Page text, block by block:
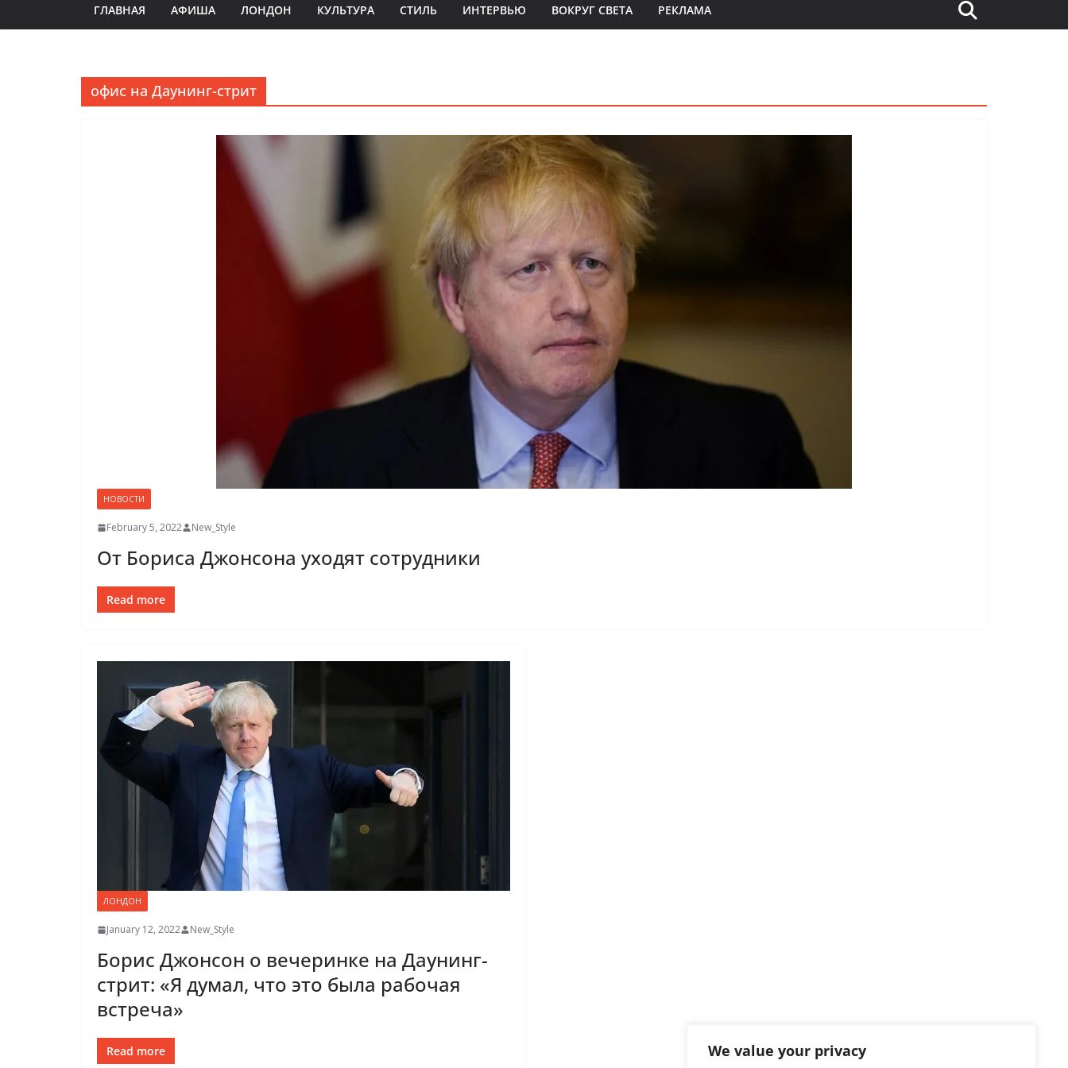
We value your privacy
ГЛАВНАЯ АФИША ЛОНДОН КУЛЬТУРА СТИЛЬ ИНТЕРВЬЮ ВОКРУГ СВЕТА РЕКЛАМА
офис на Даунинг-стрит
НОВОСТИ
February 5, 2022 New_Style
От Бориса Джонсона уходят сотрудники
Read more
ЛОНДОН
January 12, 2022 New_Style
Борис Джонсон о вечеринке на Даунинг-
стрит: «Я думал, что это была рабочая
встреча»
Read more